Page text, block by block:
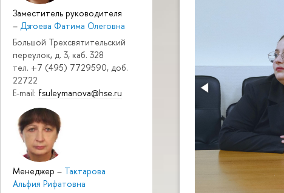
Заместитель руководителя
– Дзгоева Фатима Олеговна
Большой Трехсвятительский
переулок, д. 3, каб. 328
тел. +7 (495) 7729590, доб.
22722
E-mail: fsuleymanova@hse.ru
Менеджер – Тактарова
Альфия Рифатовна